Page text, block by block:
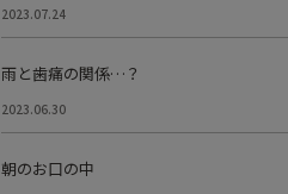
2023.07.24
雨と歯痛の関係…？
2023.06.30
朝のお口の中